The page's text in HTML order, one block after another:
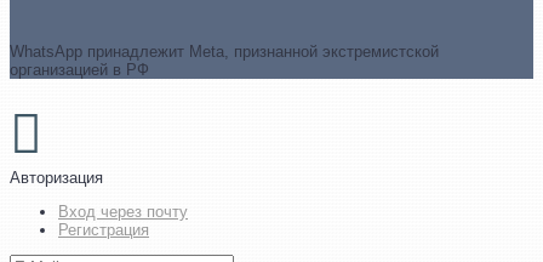
WhatsApp принадлежит Meta, признанной экстремистской
организацией в РФ
Авторизация
Вход через почту
Регистрация